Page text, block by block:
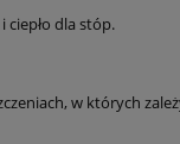
dla stóp.
w których